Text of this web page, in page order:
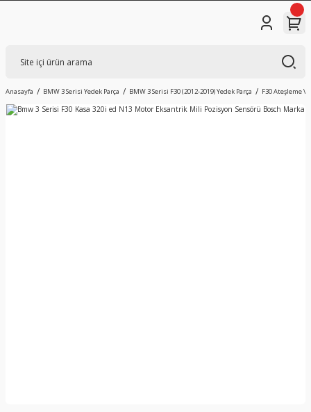
Anasayfa BMW 3 Serisi Yedek Parça BMW 3 Serisi F30 (2012-2019) Yedek Parça F30 Ateşleme